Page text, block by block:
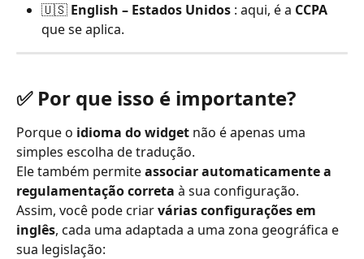
🇺🇸 English – Estados Unidos : aqui, é a CCPA
que se aplica.
✅ Por que isso é importante?
Porque o idioma do widget não é apenas uma
simples escolha de tradução.
Ele também permite associar automaticamente a
regulamentação correta à sua configuração.
Assim, você pode criar várias configurações em
inglês, cada uma adaptada a uma zona geográfica e
sua legislação: